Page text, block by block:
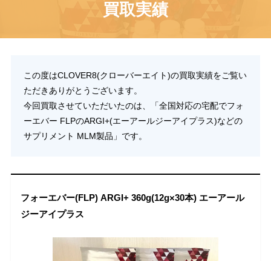
買取実績
この度はCLOVER8(クローバーエイト)の買取実績をご覧い
ただきありがとうございます。
今回買取させていただいたのは、「全国対応の宅配でフォ
ーエバー FLPのARGI+(エーアールジーアイプラス)などの
サプリメント MLM製品」です。
フォーエバー(FLP) ARGI+ 360g(12g×30本) エーアール
ジーアイプラス